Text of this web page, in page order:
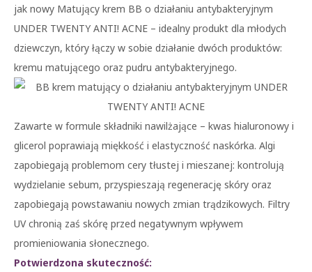
jak nowy Matujący krem BB o działaniu antybakteryjnym
UNDER TWENTY ANTI! ACNE – idealny produkt dla młodych
dziewczyn, który łączy w sobie działanie dwóch produktów:
kremu matującego oraz pudru antybakteryjnego.
Zawarte w formule składniki nawilżające – kwas hialuronowy i
glicerol poprawiają miękkość i elastyczność naskórka. Algi
zapobiegają problemom cery tłustej i mieszanej: kontrolują
wydzielanie sebum, przyspieszają regenerację skóry oraz
zapobiegają powstawaniu nowych zmian trądzikowych. Filtry
UV chronią zaś skórę przed negatywnym wpływem
promieniowania słonecznego.
Potwierdzona skuteczność: